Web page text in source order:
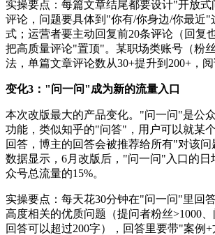
实操要点：每篇文章结尾都要设计"开放
评论，问题要具体到"你有/你身边/你最近"
式；运营者要主动回复前20条评论（回复
把高质量评论"置顶"。某职场类账号（粉
法，单篇文章评论数从30+提升到200+，阅
变化3："问一问"成为新的流量入口
本次改版最大的产品变化。"问一问"是公
功能，类似知乎的"问答"，用户可以就某
回答，博主的回答会被推荐给所有"对该问
数据显示，6月改版后，"问一问"入口的日
众号总流量的15%。
实操要点：每天花30分钟在"问一问"里回
高度相关的优质问题（提问者粉丝>1000、
回答可以超过200字），回答里要带"案例+